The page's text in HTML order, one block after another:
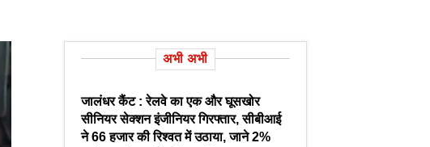
अभी अभी
जालंधर कैंट : रेलवे का एक और घूसखोर
सीनियर सेक्शन इंजीनियर गिरफ्तार, सीबीआई
ने 66 हजार की रिश्वत में उठाया, जाने 2%